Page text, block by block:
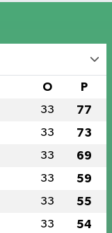
O P
33 77
33 73
33 69
33 59
33 55
33 54